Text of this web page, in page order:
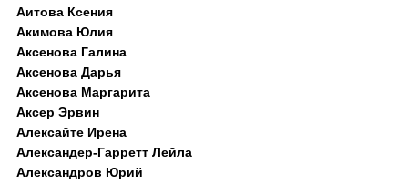
Аитова Ксения
Акимова Юлия
Аксенова Галина
Аксенова Дарья
Аксенова Маргарита
Аксер Эрвин
Алексайте Ирена
Александер-Гарретт Лейла
Александров Юрий